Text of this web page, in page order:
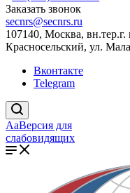
Заказать звонок
secnrs@secnrs.ru
107140, Москва,
Красносельский, ул.
Вконтакте
Telegram
AaВерсия для
слабовидящих